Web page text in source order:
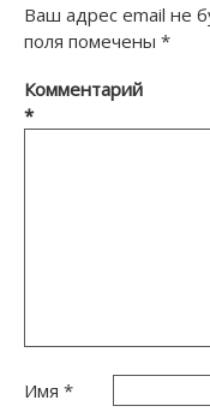
Ваш адрес email не
поля помечены *
Комментарий
*
Имя *